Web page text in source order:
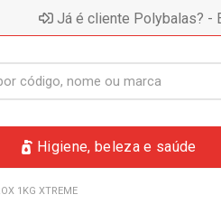
Já é cliente Polybalas? -
Higiene, beleza e saúde
1KG XTREME